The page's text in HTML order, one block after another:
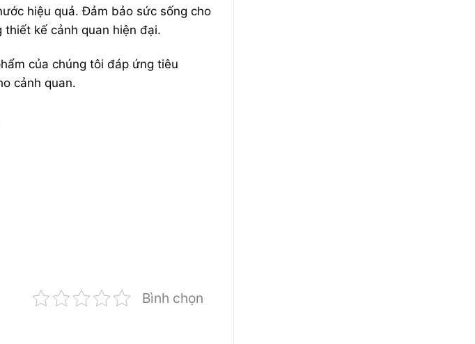
hiệu quả. Đảm bảo sức sống cho
kế cảnh quan hiện đại.
của chúng tôi đáp ứng tiêu
cảnh quan.
Bình chọn